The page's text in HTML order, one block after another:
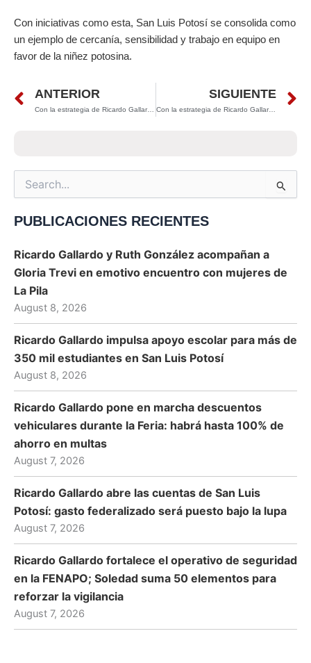
Con iniciativas como esta, San Luis Potosí se consolida como
un ejemplo de cercanía, sensibilidad y trabajo en equipo en
favor de la niñez potosina.
Prev
ANTERIOR
Con la estrategia de Ricardo Gallardo, San Luis Potosí logra histórica reducción del 37% en embarazos adolescentes
SIGUIENTE
Con la estrategia de Ricardo Gallardo, San Luis Potosí se consolida entre los estados más seguros del país
Search
for:
PUBLICACIONES RECIENTES
Ricardo Gallardo y Ruth González acompañan a
Gloria Trevi en emotivo encuentro con mujeres de
La Pila
August 8, 2026
Ricardo Gallardo impulsa apoyo escolar para más de
350 mil estudiantes en San Luis Potosí
August 8, 2026
Ricardo Gallardo pone en marcha descuentos
vehiculares durante la Feria: habrá hasta 100% de
ahorro en multas
August 7, 2026
Ricardo Gallardo abre las cuentas de San Luis
Potosí: gasto federalizado será puesto bajo la lupa
August 7, 2026
Ricardo Gallardo fortalece el operativo de seguridad
en la FENAPO; Soledad suma 50 elementos para
reforzar la vigilancia
August 7, 2026